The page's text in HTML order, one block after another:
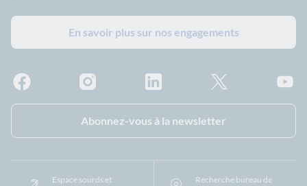
En savoir plus sur nos engagements
Abonnez-vous à la newsletter
Espace sourds et
Recherche bureau de